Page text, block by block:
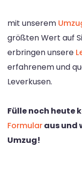
mit unserem
größten Wert auf
erbringen unsere
erfahrenem und
Leverkusen.
Fülle noch heute
Formularaus und
Umzug!